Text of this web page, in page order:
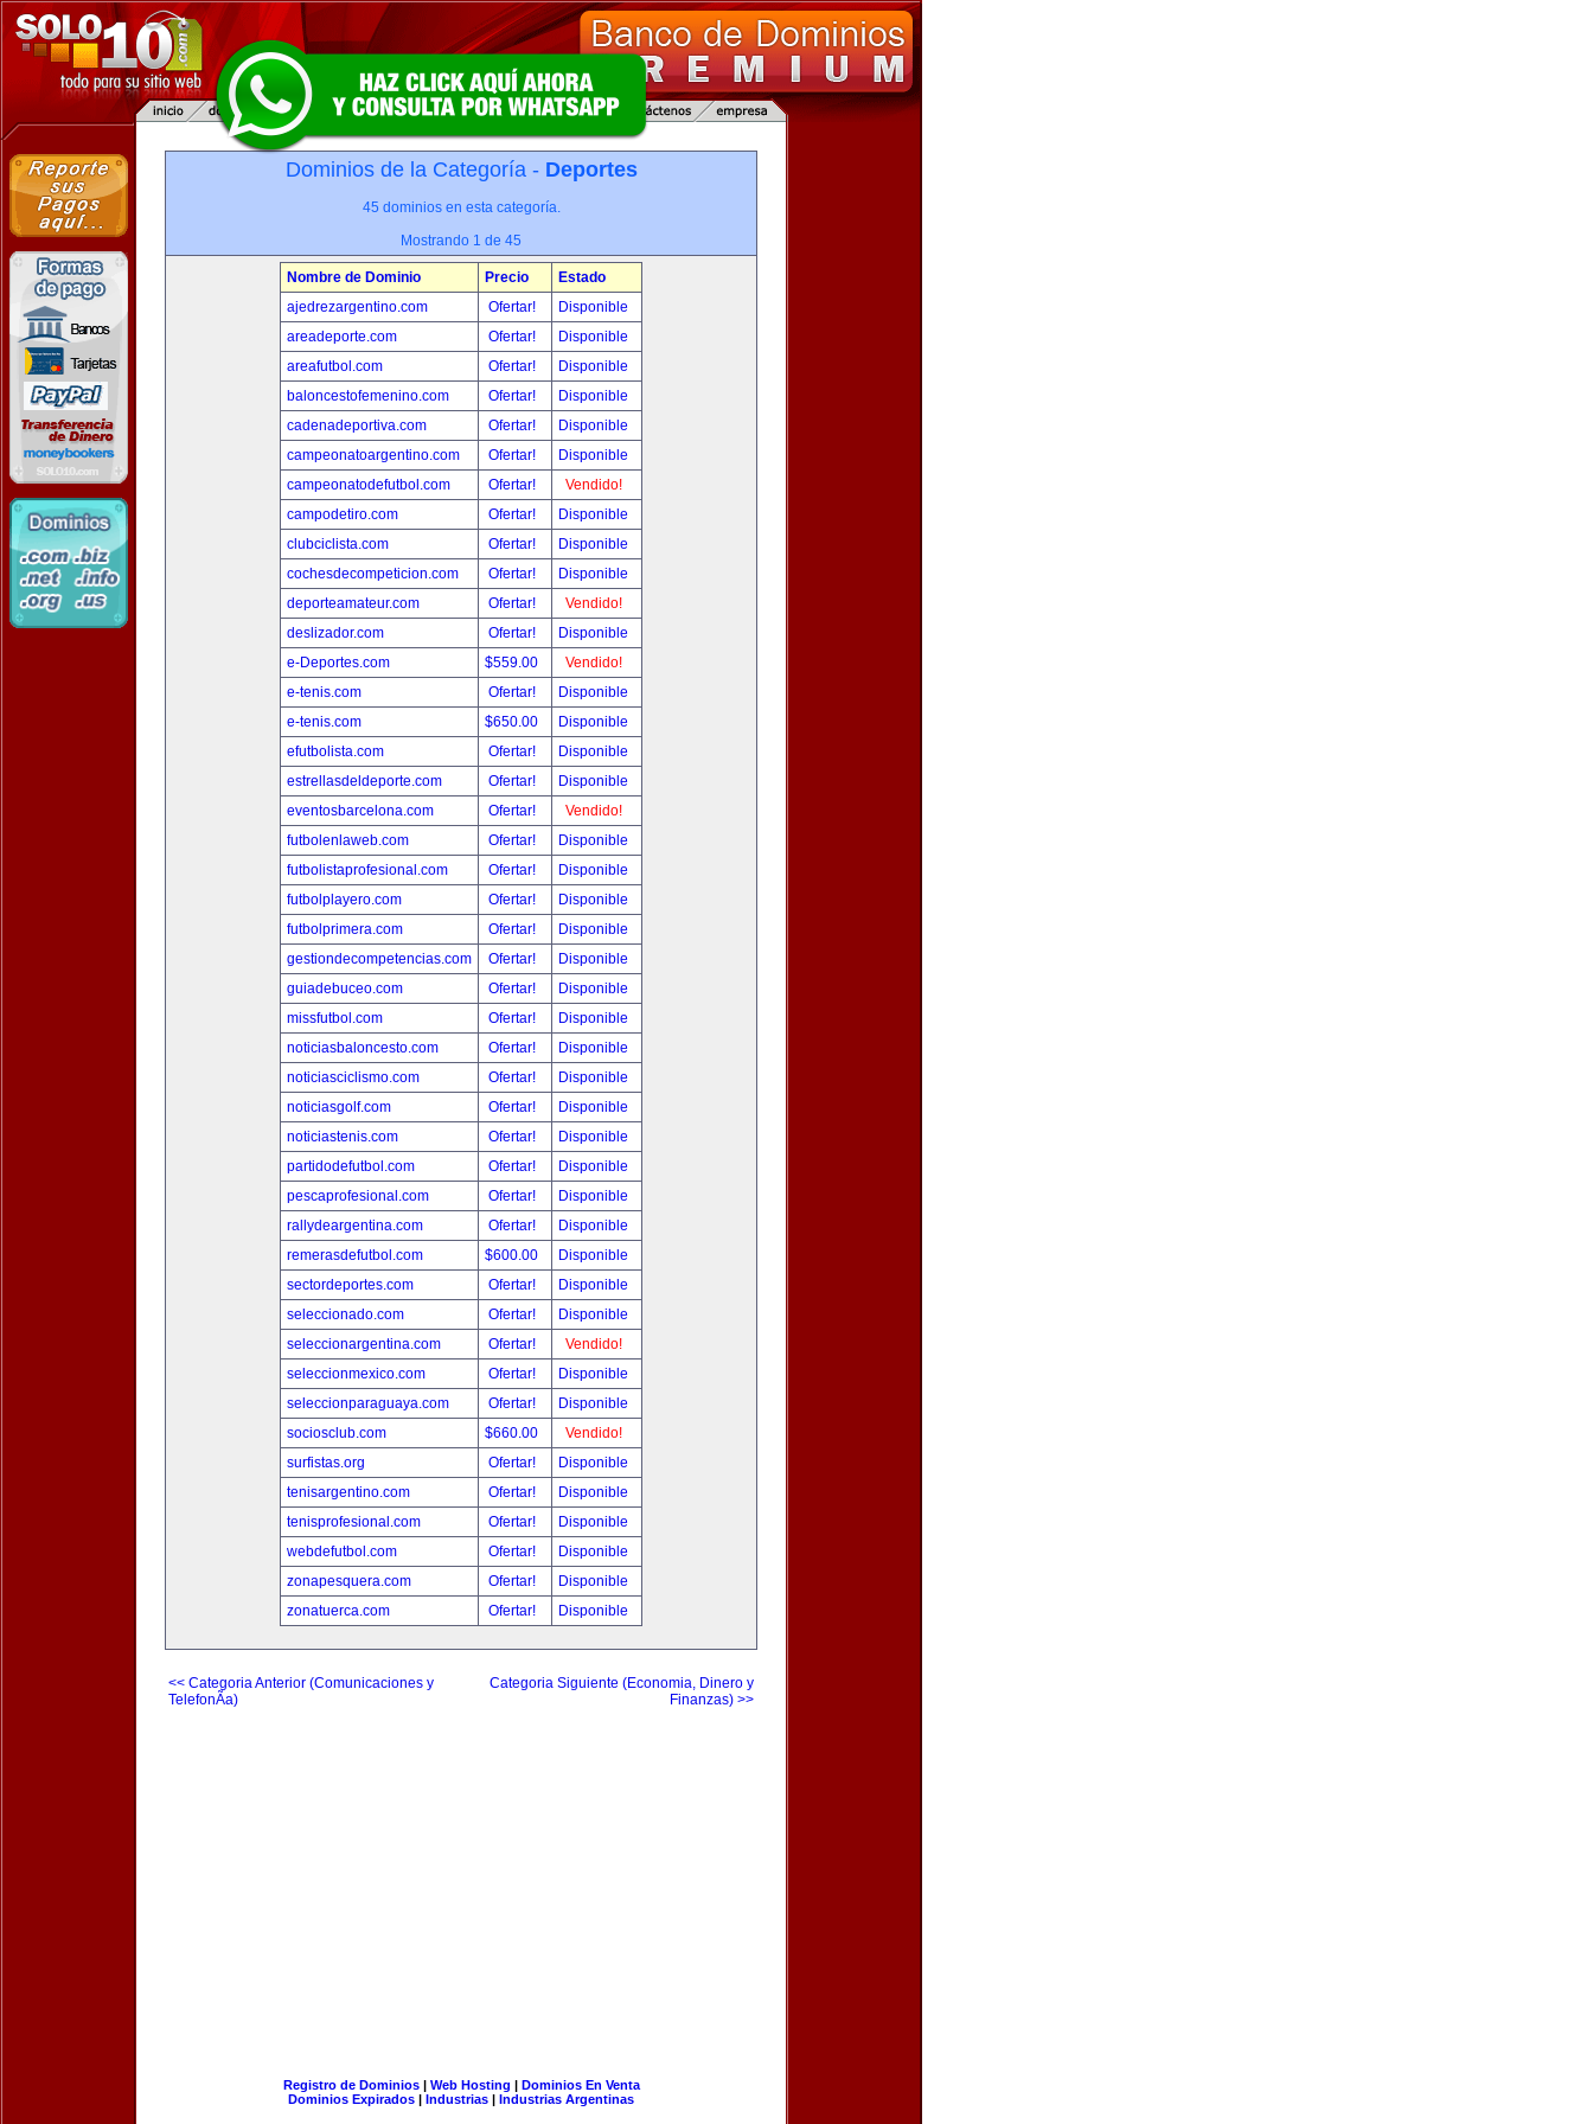
Dominios de la Categoría - Deportes
45 dominios en esta categoría.
Mostrando 1 de 45
Nombre de Dominio Precio
Estado
ajedrezargentino.com
Ofertar!
Disponible
areadeporte.com
Ofertar!
Disponible
areafutbol.com
Ofertar!
Disponible
baloncestofemenino.com
Ofertar!
Disponible
cadenadeportiva.com
Ofertar!
Disponible
campeonatoargentino.com
Ofertar!
Disponible
campeonatodefutbol.com
Ofertar!
Vendido!
campodetiro.com
Ofertar!
Disponible
clubciclista.com
Ofertar!
Disponible
cochesdecompeticion.com
Ofertar!
Disponible
deporteamateur.com
Ofertar!
Vendido!
deslizador.com
Ofertar!
Disponible
e-Deportes.com
$559.00
Vendido!
e-tenis.com
Ofertar!
Disponible
e-tenis.com
$650.00
Disponible
efutbolista.com
Ofertar!
Disponible
estrellasdeldeporte.com
Ofertar!
Disponible
eventosbarcelona.com
Ofertar!
Vendido!
futbolenlaweb.com
Ofertar!
Disponible
futbolistaprofesional.com
Ofertar!
Disponible
futbolplayero.com
Ofertar!
Disponible
futbolprimera.com
Ofertar!
Disponible
gestiondecompetencias.com
Ofertar!
Disponible
guiadebuceo.com
Ofertar!
Disponible
missfutbol.com
Ofertar!
Disponible
noticiasbaloncesto.com
Ofertar!
Disponible
noticiasciclismo.com
Ofertar!
Disponible
noticiasgolf.com
Ofertar!
Disponible
noticiastenis.com
Ofertar!
Disponible
partidodefutbol.com
Ofertar!
Disponible
pescaprofesional.com
Ofertar!
Disponible
rallydeargentina.com
Ofertar!
Disponible
remerasdefutbol.com
$600.00
Disponible
sectordeportes.com
Ofertar!
Disponible
seleccionado.com
Ofertar!
Disponible
seleccionargentina.com
Ofertar!
Vendido!
seleccionmexico.com
Ofertar!
Disponible
seleccionparaguaya.com
Ofertar!
Disponible
sociosclub.com
$660.00
Vendido!
surfistas.org
Ofertar!
Disponible
tenisargentino.com
Ofertar!
Disponible
tenisprofesional.com
Ofertar!
Disponible
webdefutbol.com
Ofertar!
Disponible
zonapesquera.com
Ofertar!
Disponible
zonatuerca.com
Ofertar! Disponible
<< Categoria Anterior (Comunicaciones y
TelefonÃ­a)
Categoria Siguiente (Economia, Dinero y
Finanzas) >>
Registro de Dominios| Web Hosting | Dominios En Venta
Dominios Expirados | Industrias | Industrias Argentinas